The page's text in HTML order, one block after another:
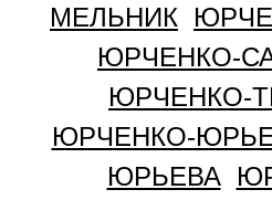
МЕЛЬНИК
ЮРЧЕНКО-
ЮРЧЕНКО-
ЮРЧЕНКО-
ЮРЬЕВА